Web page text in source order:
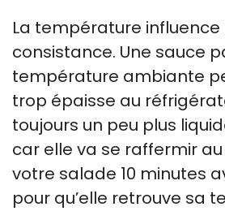
La température
consistance. Une sauce
température ambiante
trop épaisse au
toujours un peu plus
car elle va se raffermir au
votre salade 10 minutes
pour qu’elle retrouve sa